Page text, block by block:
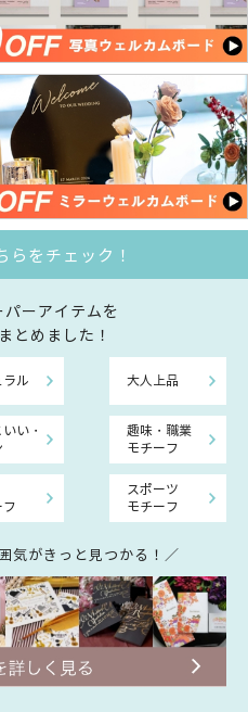
らをチェック！
パーアイテムを
とめました！
ラル 大人上品
い・
趣味・職業
モチーフ
フ
スポーツ
モチーフ
気がきっと見つかる！／